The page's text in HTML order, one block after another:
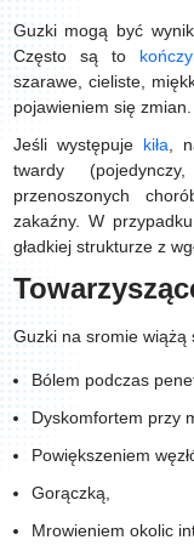
Guzki mogą być
Często są to
szarawe, cieliste,
pojawieniem się zmian.
Jeśli występuje kiła ,
twardy
przenoszonych
zakaźny. W
gładkiej strukturze z
Guzki na sromie wiążą
Bólem podczas
Dyskomfortem przy
Powiększeniem
Gorączką,
Mrowieniem okolic